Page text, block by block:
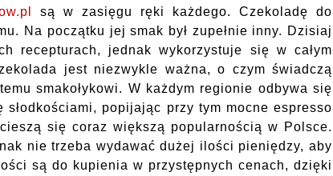
są w zasięgu ręki każdego. Czekoladę do
Na początku jej smak był zupełnie inny. Dzisiaj
recepturach, jednak wykorzystuje się w całym
jest niezwykle ważna, o czym świadczą
smakołykowi. W każdym regionie odbywa się
popijając przy tym mocne espresso
się coraz większą popularnością w Polsce.
nie trzeba wydawać dużej ilości pieniędzy, aby
są do kupienia w przystępnych cenach, dzięki